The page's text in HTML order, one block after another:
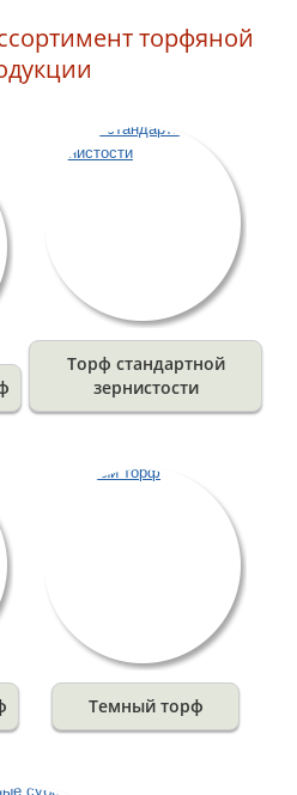
торфяной
Торф стандартной
зернистости
Темный торф